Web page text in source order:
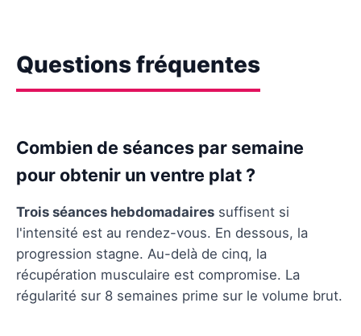
Questions fréquentes
Combien de séances par semaine
pour obtenir un ventre plat ?
Trois séances hebdomadaires suffisent si
l'intensité est au rendez-vous. En dessous, la
progression stagne. Au-delà de cinq, la
récupération musculaire est compromise. La
régularité sur 8 semaines prime sur le volume brut.